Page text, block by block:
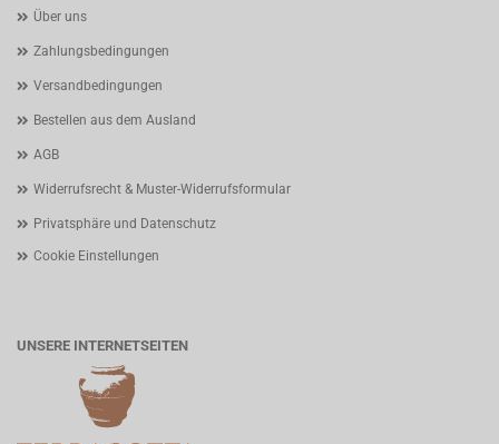
Über uns
Zahlungsbedingungen
Versandbedingungen
Bestellen aus dem Ausland
AGB
Widerrufsrecht & Muster-Widerrufsformular
Privatsphäre und Datenschutz
Cookie Einstellungen
UNSERE INTERNETSEITEN